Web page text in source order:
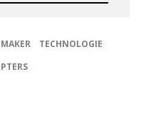
MAKER
TECHNOLOGIE